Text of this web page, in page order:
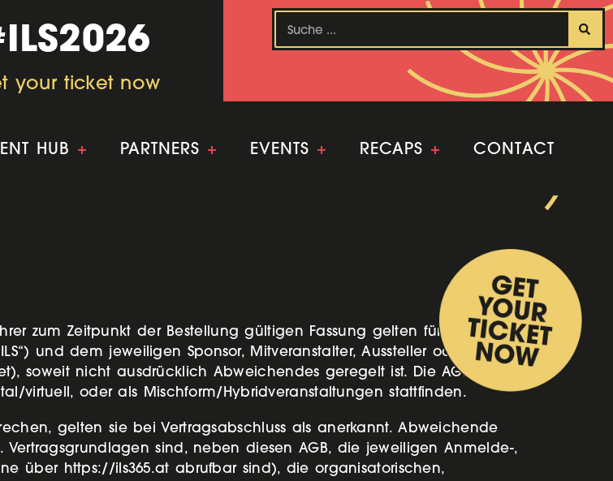
your ticket now
your ticket now
HUB + PARTNERS + EVENTS + RECAPS + CONTACT
zum Zeitpunkt der Bestellung gültigen Fassung gelten für alle
und dem jeweiligen Sponsor, Mitveranstalter, Aussteller oder
soweit nicht ausdrücklich Abweichendes geregelt ist. Die AGB gelten
virtuell, oder als Mischform/Hybridveranstaltungen stattfinden.
gelten sie bei Vertragsabschluss als anerkannt. Abweichende
sind, neben diesen AGB, die jeweiligen Anmelde-,
über https://ils365.at abrufbar sind), die organisatorischen,